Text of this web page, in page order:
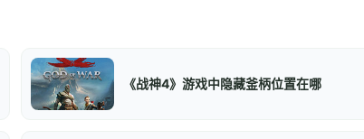
《战神4》游戏中隐藏釜柄位置在哪